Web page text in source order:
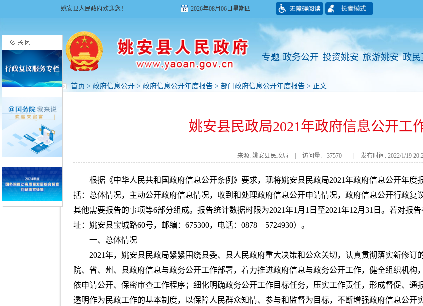
姚安县人民政府欢迎您！ 2026年08月06日星期四
专题 政务公开 投资姚安 旅游姚安 政民
首页 > 政府信息公开 > 政府信息公开年度报告 > 部门政府信息公开年度报告 > 正文
姚安县民政局2021年政府信息公开工
来源: 姚安县民政局 访问量: 37570 发布时间: 2022/1/19
根据《中华人民共和国政府信息公开条例》要求，现将姚安县民政局2021年政府信息公开年
括：总体情况，主动公开政府信息情况，收到和处理政府信息公开申请情况，政府信息公开行政复
其他需要报告的事项等6部分组成。报告统计数据时限为2021年1月1日至2021年12月31日。若对报
址：姚安县宝城路60号，邮编：675300，电话：0878—5724930）。
一、总体情况
2021年，姚安县民政局紧紧围绕县委、县人民政府重大决策和公众关切，认真贯彻落实新修
院、省、州、县政府信息与政务公开工作部署，着力推进政府信息与政务公开工作，健全组织机构
依申请公开、保密审查工作程序；细化明确政务公开工作目标任务，压实工作责任，形成督促、通
透明作为民政工作的基本制度，以保障人民群众知情、参与和监督为目标，不断增强政府信息公开